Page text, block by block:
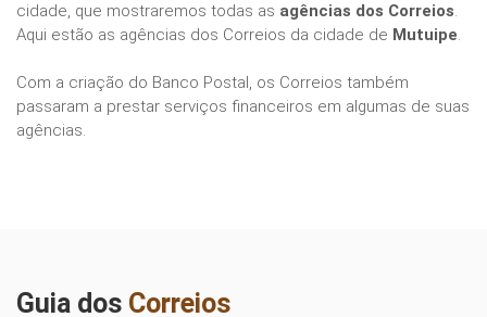
cidade, que mostraremos todas as agências dos Correios.
Aqui estão as agências dos Correios da cidade de Mutuipe.
Com a criação do Banco Postal, os Correios também
passaram a prestar serviços financeiros em algumas de suas
agências.
Guia dos Correios